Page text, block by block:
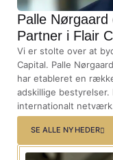
Palle
Partner i Flair
Vi er stolte over at
Capital. Palle
har etableret en
adskillige
internationalt
SE ALLE NYHEDER